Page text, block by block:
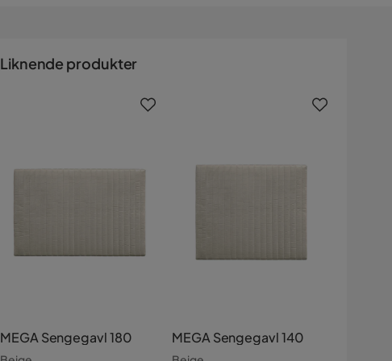
Liknende produkter
MEGA Sengegavl 180 MEGA Sengegavl 140